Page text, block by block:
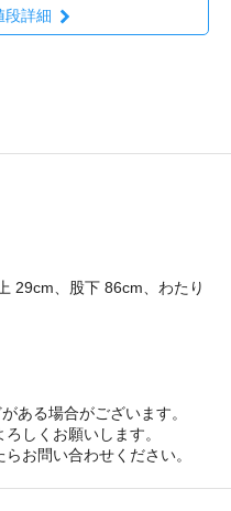
段詳細
29cm、股下 86cm、わたり
ある場合がございます。
しくお願いします。
お問い合わせください。